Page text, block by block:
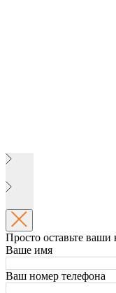
Просто оставьте
Ваше имя
Ваш номер телефона